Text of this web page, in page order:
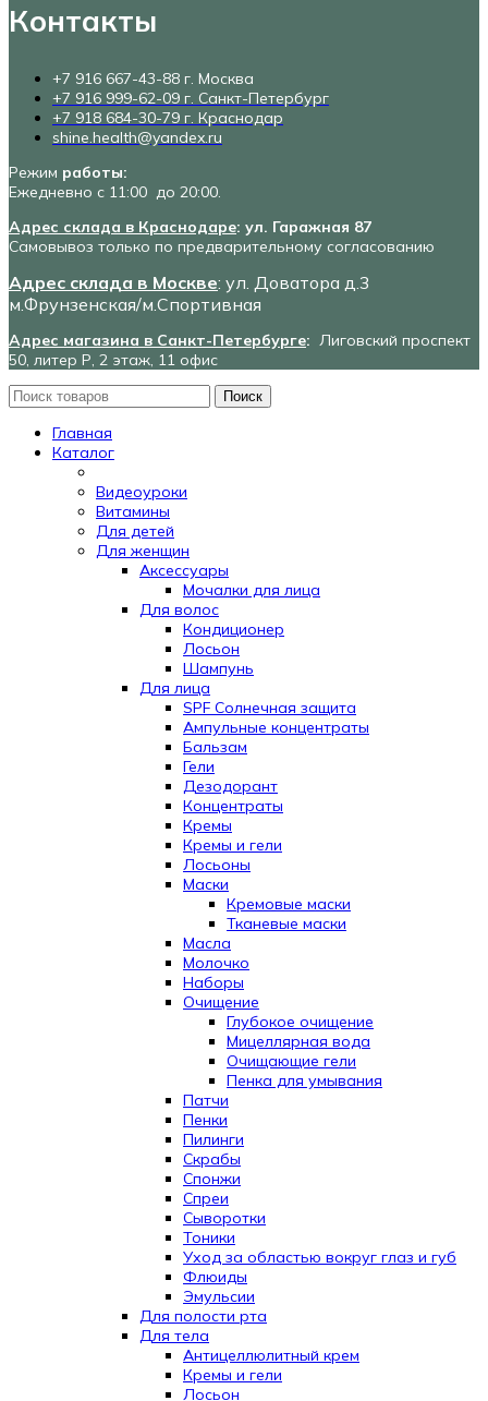
Контакты
+7 916 667-43-88 г. Москва
+7 916 999-62-09 г. Санкт-Петербург
+7 918 684-30-79 г. Краснодар
shine.health@yandex.ru
Режим работы:
Ежедневно с 11:00 до 20:00.
Адрес склада в Краснодаре: ул. Гаражная 87
Самовывоз только по предварительному согласованию
Адрес склада в Москве: ул. Доватора д.3
м.Фрунзенская/м.Спортивная
Адрес магазина в Санкт-Петербурге: Лиговский проспект
50, литер Р, 2 этаж, 11 офис
Поиск
Главная
Каталог
Видеоуроки
Витамины
Для детей
Для женщин
Аксессуары
Мочалки для лица
Для волос
Кондиционер
Лосьон
Шампунь
Для лица
SPF Солнечная защита
Ампульные концентраты
Бальзам
Гели
Дезодорант
Концентраты
Кремы
Кремы и гели
Лосьоны
Маски
Кремовые маски
Тканевые маски
Масла
Молочко
Наборы
Очищение
Глубокое очищение
Мицеллярная вода
Очищающие гели
Пенка для умывания
Патчи
Пенки
Пилинги
Скрабы
Спонжи
Спреи
Сыворотки
Тоники
Уход за областью вокруг глаз и губ
Флюиды
Эмульсии
Для полости рта
Для тела
Антицеллюлитный крем
Кремы и гели
Лосьон